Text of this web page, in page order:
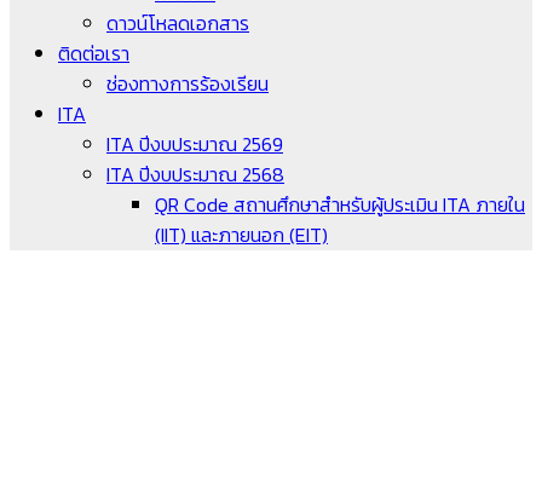
ดาวน์โหลดเอกสาร
ติดต่อเรา
ช่องทางการร้องเรียน
ITA
ITA ปีงบประมาณ 2569
ITA ปีงบประมาณ 2568
QR Code สถานศึกษาสำหรับผู้ประเมิน ITA ภายใน
(IIT) และภายนอก (EIT)